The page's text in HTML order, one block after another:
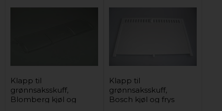
Klapp til
grønnsaksskuff,
Blomberg kjøl og
Klapp til
grønnsaksskuff,
Bosch kjøl og frys